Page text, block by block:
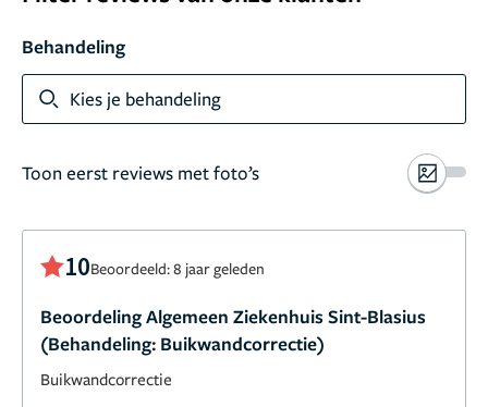
Behandeling
Kies je behandeling
Toon eerst reviews met foto’s
10Beoordeeld: 8 jaar geleden
Beoordeling Algemeen Ziekenhuis Sint-Blasius
(Behandeling: Buikwandcorrectie)
Buikwandcorrectie